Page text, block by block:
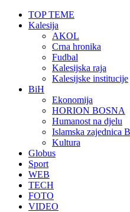
TOP TEME
Kalesija
AKOL
Crna hronika
Fudbal
Kalesijska raja
Kalesijske institucije
BiH
Ekonomija
HORION BOSNA
Humanost na djelu
Islamska zajednica
Kultura
Globus
Sport
WEB
TECH
FOTO
VIDEO